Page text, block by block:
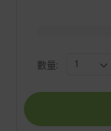
數量: